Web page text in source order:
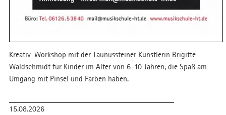
Kreativ-Workshop mit der Taunussteiner Künstlerin Brigitte
Waldschmidt für Kinder im Alter von 6-10 Jahren, die Spaß am
Umgang mit Pinsel und Farben haben.
15.08.2026